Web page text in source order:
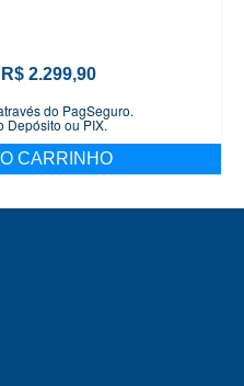
O
original
era:
R$ 2.399,90.
R$ 2.299,90O
atual
R$ 2.299,90.
do PagSeguro.
Depósito ou PIX.
CARRINHO